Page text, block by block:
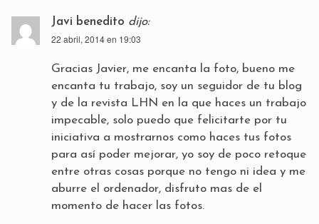
Javi benedito dijo:
22 abril, 2014 en 19:03
Gracias Javier, me encanta la foto, bueno me
encanta tu trabajo, soy un seguidor de tu blog
y de la revista LHN en la que haces un trabajo
impecable, solo puedo que felicitarte por tu
iniciativa a mostrarnos como haces tus fotos
para así poder mejorar, yo soy de poco retoque
entre otras cosas porque no tengo ni idea y me
aburre el ordenador, disfruto mas de el
momento de hacer las fotos.